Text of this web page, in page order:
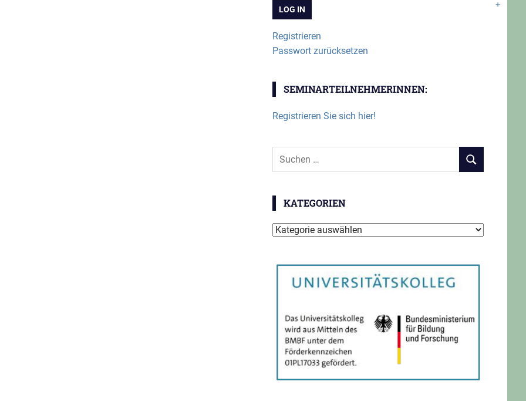
Registrieren
Passwort zurücksetzen
SEMINARTEILNEHMERINNEN:
Registrieren Sie sich hier!
Suchen
SUCHEN
KATEGORIEN
Kategorien